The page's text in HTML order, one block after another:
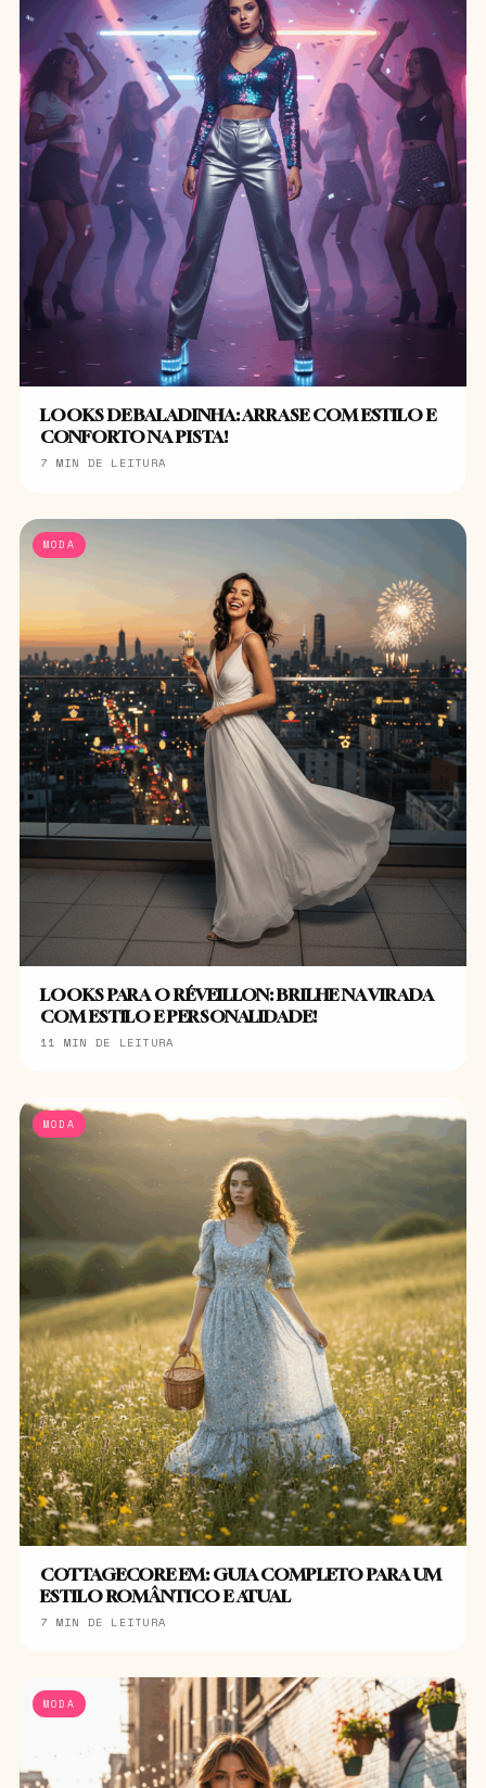
LOOKS DE BALADINHA: ARRASE COM ESTILO E
CONFORTO NA PISTA!
7 MIN DE LEITURA
MODA
LOOKS PARA O RÉVEILLON: BRILHE NA VIRADA
COM ESTILO E PERSONALIDADE!
11 MIN DE LEITURA
MODA
COTTAGECORE EM: GUIA COMPLETO PARA UM
ESTILO ROMÂNTICO E ATUAL
7 MIN DE LEITURA
MODA